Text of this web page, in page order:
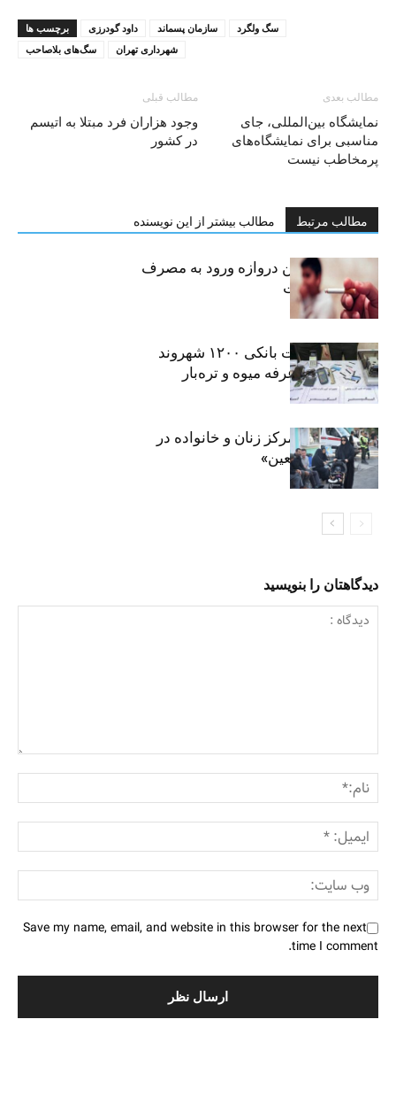
برچسب ها داود گودرزی سازمان پسماند
سگ ولگرد
سگ‌های بلاصاحب
شهرداری تهران
مطالب قبلی
وجود هزاران فرد مبتلا به اتیسم
در کشور
مطالب بعدی
نمایشگاه بین‌المللی، جای
مناسبی برای نمایشگاه‌های
پرمخاطب نیست
مطالب مرتبط مطالب بیشتر از این نویسنده
سیگار، مهمترین دروازه ورود به مصرف
موادمخدر است
افشای اطلاعات بانکی ۱۲۰۰ شهروند
تهرانی در یک غرفه میوه و تره‌بار
روایت حضور مرکز زنان و خانواده در
«جاماندگان اربعین»
دیدگاهتان را بنویسید
Save my name, email, and website in this browser for the next
time I comment.